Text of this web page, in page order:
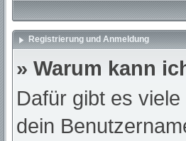
Registrierung und Anmeldung
» Warum kann
Dafür gibt es
dein